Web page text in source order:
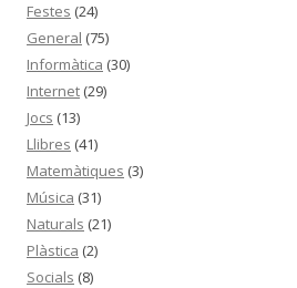
Festes (24)
General (75)
Informàtica (30)
Internet (29)
Jocs (13)
Llibres (41)
Matemàtiques (3)
Música (31)
Naturals (21)
Plàstica (2)
Socials (8)